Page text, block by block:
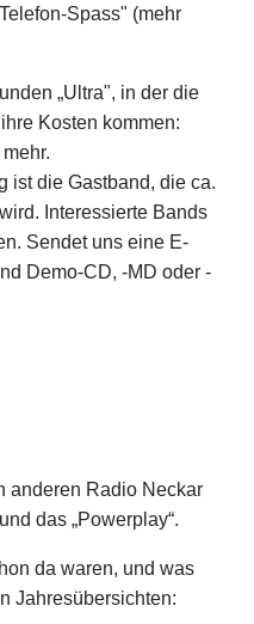
Spass" (mehr
„Ultra", in der die
Kosten kommen:
ist die Gastband, die ca.
Interessierte Bands
Sendet uns eine E-
Demo-CD, -MD oder -
anderen Radio Neckar
das „Powerplay“.
da waren, und was
Jahresübersichten: